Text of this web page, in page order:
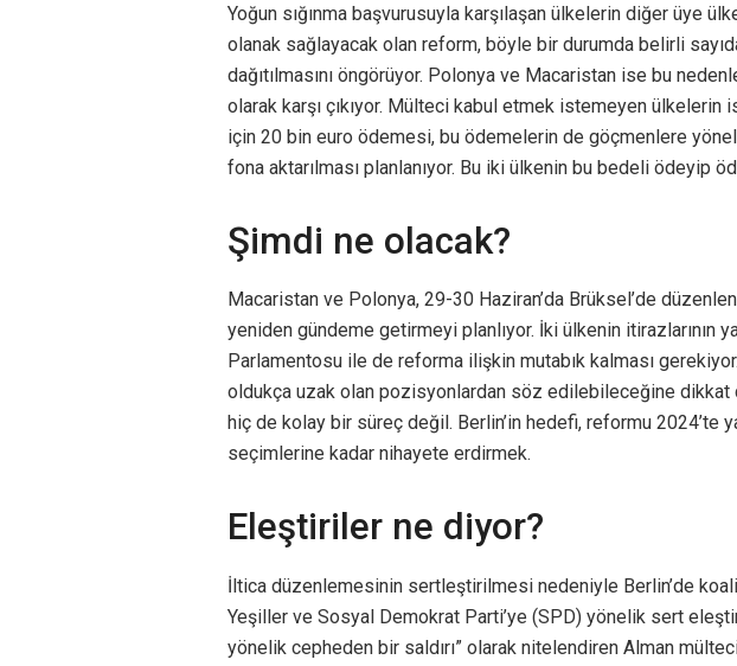
Yoğun sığınma başvurusuyla karşılaşan ülkelerin diğer üye
olanak sağlayacak olan reform, böyle bir durumda belirli
dağıtılmasını öngörüyor. Polonya ve Macaristan ise bu
olarak karşı çıkıyor. Mülteci kabul etmek istemeyen
için 20 bin euro ödemesi, bu ödemelerin de göçmenlere
fona aktarılması planlanıyor. Bu iki ülkenin bu bedeli ödeyip
Şimdi ne olacak?
Macaristan ve Polonya, 29-30 Haziran’da Brüksel’de
yeniden gündeme getirmeyi planlıyor. İki ülkenin itirazlarının
Parlamentosu ile de reforma ilişkin mutabık kalması
oldukça uzak olan pozisyonlardan söz edilebileceğine
hiç de kolay bir süreç değil. Berlin’in hedefi, reformu 2024’te
seçimlerine kadar nihayete erdirmek.
Eleştiriler ne diyor?
İltica düzenlemesinin sertleştirilmesi nedeniyle Berlin’de
Yeşiller ve Sosyal Demokrat Parti’ye (SPD) yönelik sert
yönelik cepheden bir saldırı” olarak nitelendiren Alman